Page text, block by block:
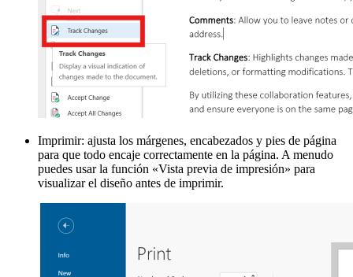
Imprimir: ajusta los márgenes, encabezados y pies de página
para que todo encaje correctamente en la página. A menudo
puedes usar la función «Vista previa de impresión» para
visualizar el diseño antes de imprimir.